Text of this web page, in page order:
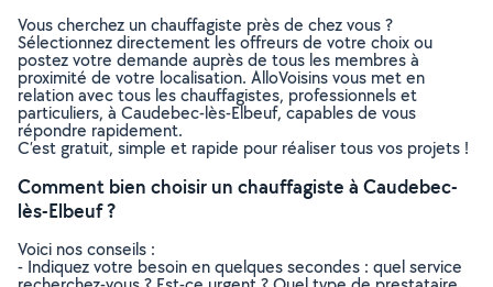
Vous cherchez un chauffagiste près de chez vous ?
Sélectionnez directement les offreurs de votre choix ou
postez votre demande auprès de tous les membres à
proximité de votre localisation. AlloVoisins vous met en
relation avec tous les chauffagistes, professionnels et
particuliers, à Caudebec-lès-Elbeuf, capables de vous
répondre rapidement.
C’est gratuit, simple et rapide pour réaliser tous vos projets !
Comment bien choisir un chauffagiste à Caudebec-
lès-Elbeuf ?
Voici nos conseils :
- Indiquez votre besoin en quelques secondes : quel service